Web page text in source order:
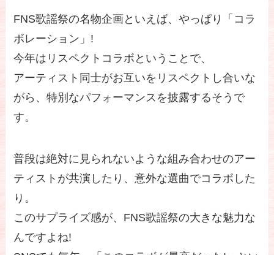
FNS歌謡祭の名物企画といえば、やっぱり「コラ
ボレーション」!
今年はリスペクトコラボということで、
アーティスト同士がお互いをリスペクトし合いな
がら、特別なパフォーマンスを披露するそうで
す。
普段は絶対に見られないような組み合わせのアー
ティストが共演したり、意外な選曲でコラボした
り。
このサプライズ感が、FNS歌謡祭の大きな魅力な
んですよね!